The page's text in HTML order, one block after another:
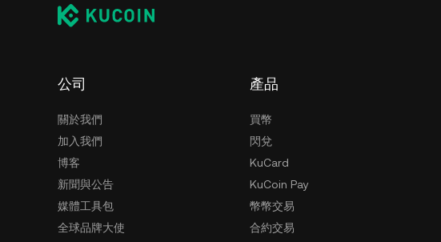
公司
關於我們
加入我們
博客
新聞與公告
媒體工具包
全球品牌大使
產品
買幣
閃兌
KuCard
KuCoin Pay
幣幣交易
合約交易